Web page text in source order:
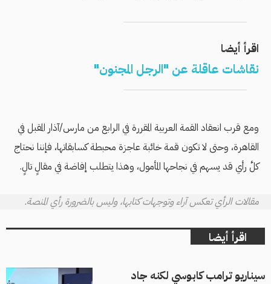
اقرأ أيضا
نقاشات عاقلة عن "الرجل المجنون"
ومع قرب انعقاد القمة العربية المقررة في الرابع من مارس/آذار المقبل في
القاهرة، وحتى لا تكون قمة خائبة عاجزة محبطة كسابقاتها، فإننا نحتاج
كلَّ رأي قد يسهم في نجاحها المأمول، وهذا يتطلب إفاضة في مقالٍ تالٍ.
مقالات الرأي تعكس آراء وتوجهات كتابها، وليس بالضرورة رأي المنصة.
اقرأ أيضا
سيناريو ترامب كابوسي لكنه جاد